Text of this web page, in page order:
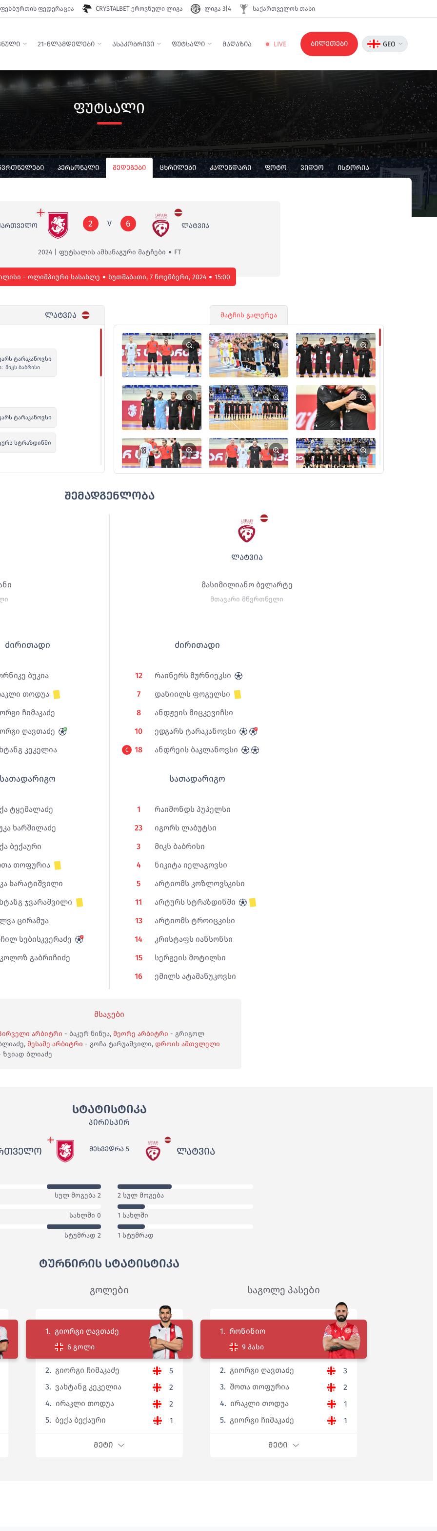
ფეხბურთის ფედერაცია CRYSTALBET ეროვნული ლიგა ლიგა 3|4 საქართველოს თასი
21-ᲬᲚᲐᲛᲓᲔᲚᲔᲑᲘ ᲐᲡᲐᲙᲝᲑᲠᲘᲕᲘ ᲤᲣᲢᲡᲐᲚᲘ ᲛᲐᲦᲐᲖᲘᲐ LIVE ბილეთები GEO
ᲤᲣᲢᲡᲐᲚᲘ
ᲞᲔᲠᲡᲝᲜᲐᲚᲘ ᲨᲔᲓᲔᲒᲔᲑᲘ ᲪᲮᲠᲘᲚᲔᲑᲘ ᲙᲐᲚᲔᲜᲓᲐᲠᲘ ᲤᲝᲢᲝ ᲕᲘᲓᲔᲝ ᲘᲡᲢᲝᲠᲘᲐ
2 V 6 ᲚᲐᲢᲕᲘᲐ
2024 | ფუტსალის ამხანაგური მატჩები FT
- ოლიმპიური სასახლე ხუთშაბათი, 7 ნოემბერი, 2024 15:00
ᲚᲐᲢᲕᲘᲐ
ტარაკანოვსი
მიკს ბაბრისი
ტარაკანოვსი
სტრაზდინში
მურნიეკსი
მატჩის გალერეა
შემადგენლობა
ᲚᲐᲢᲕᲘᲐ
მასიმილიანო ბელარტე
მთავარი მწვრთნელი
ძირითადი
ბუკია
თოდუა
ჩიმაკაძე
ღავთაძე
კეკელია
სათადარიგო
ტყემალაძე
ხარშილაძე
ბექაური
თოფურია
ხარატიშვილი
ჯვარაშვილი
ცირამუა
სებისკვერაძე
გაბრიჩიძე
ძირითადი
12
რაინერს მურნიეკსი
7
დანიილს ფოგელსი
8
ანდჟეის მიცკევიჩსი
10
ედგარს ტარაკანოვსი
C 18 ანდრეის ბაკლანოვსი
სათადარიგო
1
რაიმონდს პუპელსი
23
იგორს ლაბუტსი
3
მიკს ბაბრისი
4
ნიკიტა იელაგოვსი
5
არტიომს კოზლოვსკისი
11
არტურს სტრაზდინში
13
არტიომს ტროიცკისი
14
კრისტაფს იანსონსი
15
სერგეის მოტილსი
16
ემილს ატამანუკოვსი
მსაჯები
არბიტრი - ბაკურ ნინუა, მეორე არბიტრი - გრიგოლ
მესამე არბიტრი - გოჩა ტარუაშვილი, დროის ამთვლელი
ზვიად ბლიაძე
სტატისტიკა
ᲞᲘᲠᲘᲡᲞᲘᲠ
ᲨᲔᲮᲕᲔᲓᲠᲐ 5 ᲚᲐᲢᲕᲘᲐ
სულ მოგება 2 2 სულ მოგება
სახლში 0 1 სახლში
სტუმრად 2 1 სტუმრად
ტურნირის სტატისტიკა
გოლები
1. გიორგი ღავთაძე
6 გოლი
2. გიორგი ჩიმაკაძე
5
3. ვახტანგ კეკელია
2
4. ირაკლი თოდუა
2
5. ბექა ბექაური 1
ᲛᲔᲢᲘ
საგოლე პასები
1. რონინიო
9 პასი
2. გიორგი ღავთაძე
3
3. შოთა თოფურია
2
4. ირაკლი თოდუა
1
5. გიორგი ჩიმაკაძე 1
ᲛᲔᲢᲘ